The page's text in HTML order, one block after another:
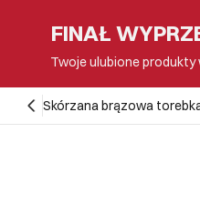
FINAŁ
Twoje ulubione
Skórzana brązowa
TORES-0940D-89(W25)